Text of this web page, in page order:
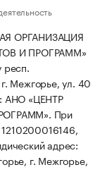
ОРГАНИЗАЦИЯ
И ПРОГРАММ»
респ.
Межгорье, ул. 40
АНО «ЦЕНТР
При
адрес:
г. Межгорье,